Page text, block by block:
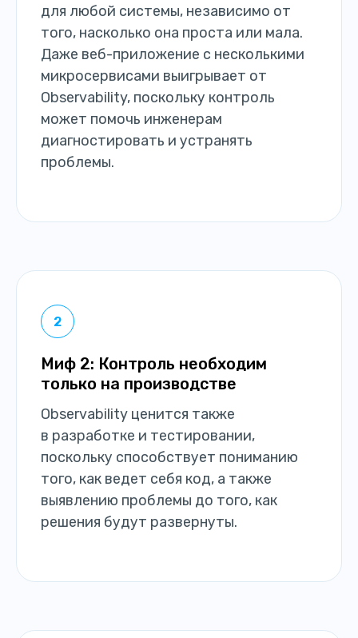
для любой системы, независимо от
того, насколько она проста или мала.
Даже веб-приложение с несколькими
микросервисами выигрывает от
Observability, поскольку контроль
может помочь инженерам
диагностировать и устранять
проблемы.
Миф 2: Контроль необходим
только на производстве
Observability ценится также
в разработке и тестировании,
поскольку способствует пониманию
того, как ведет себя код, а также
выявлению проблемы до того, как
решения будут развернуты.